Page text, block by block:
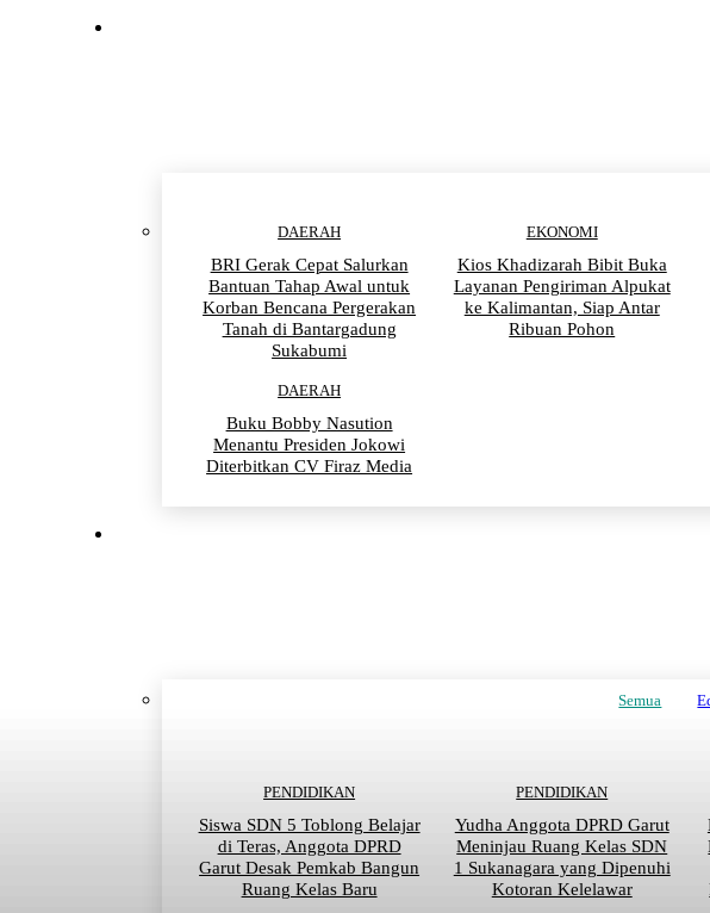
DAERAH
BRI Gerak Cepat Salurkan
Bantuan Tahap Awal untuk
Korban Bencana Pergerakan
Tanah di Bantargadung
Sukabumi
EKONOMI
Kios Khadizarah Bibit Buka
Layanan Pengiriman Alpukat
ke Kalimantan, Siap Antar
Ribuan Pohon
DAERAH
Buku Bobby Nasution
Menantu Presiden Jokowi
Diterbitkan CV Firaz Media
Semua
PENDIDIKAN
Siswa SDN 5 Toblong Belajar
di Teras, Anggota DPRD
Garut Desak Pemkab Bangun
Ruang Kelas Baru
PENDIDIKAN
Yudha Anggota DPRD Garut
Meninjau Ruang Kelas SDN
1 Sukanagara yang Dipenuhi
Kotoran Kelelawar